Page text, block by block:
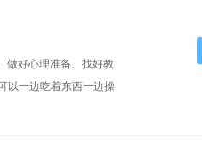
做好心理准备、找好教
以一边吃着东西一边操